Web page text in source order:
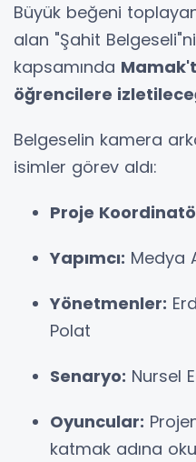
Büyük beğeni
alan "Şahit
kapsamında
öğrencilere
Belgeselin kamera
isimler görev aldı:
Proje
Yapımcı: Medya
Yönetmenler:
Polat
Senaryo: Nursel
Oyuncular:
katmak adına